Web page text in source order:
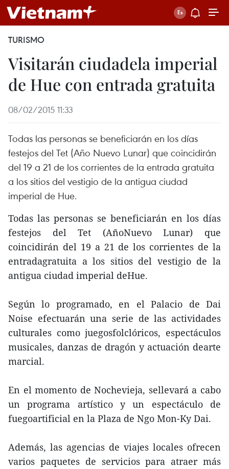
TURISMO
Visitarán ciudadela imperial
de Hue con entrada gratuita
08/02/2015 11:33
Todas las personas se beneficiarán en los días
festejos del Tet (Año Nuevo Lunar) que coincidirán
del 19 a 21 de los corrientes de la entrada gratuita
a los sitios del vestigio de la antigua ciudad
imperial de Hue.
Todas las personas se beneficiarán en los días
festejos del Tet (AñoNuevo Lunar) que
coincidirán del 19 a 21 de los corrientes de la
entradagratuita a los sitios del vestigio de la
antigua ciudad imperial deHue.
Según lo programado, en el Palacio de Dai
Noise efectuarán una serie de las actividades
culturales como juegosfolclóricos, espectáculos
musicales, danzas de dragón y actuación dearte
marcial.
En el momento de Nochevieja, sellevará a cabo
un programa artístico y un espectáculo de
fuegoartificial en la Plaza de Ngo Mon-Ky Dai.
Además, las agencias de viajes locales ofrecen
varios paquetes de servicios para atraer más